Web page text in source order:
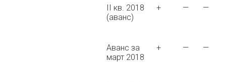
II кв. 2018
(аванс)
+ — —
Аванс за
март 2018
+ — —